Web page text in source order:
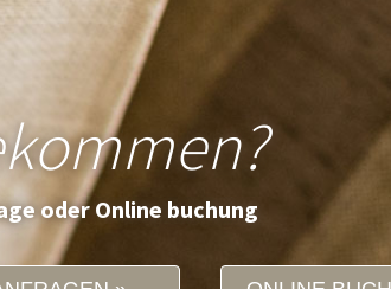
oder Online buchung